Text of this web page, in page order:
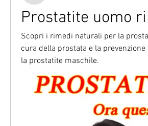
Prostatite uomo
Scopri i rimedi naturali per la
cura della prostata e la
la prostatite maschile.